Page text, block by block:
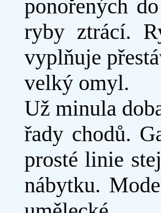
ponořených
ryby ztrácí.
vyplňuje
velký omyl.
Už minula
řady chodů.
prosté linie
nábytku.